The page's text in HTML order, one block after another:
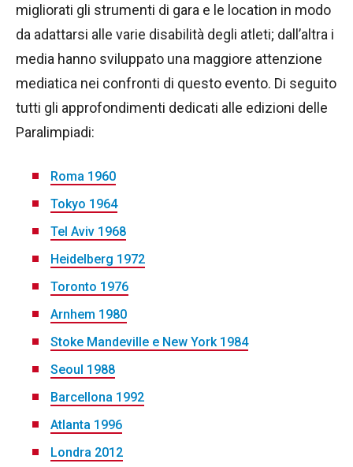
migliorati gli strumenti di gara e le location in modo
da adattarsi alle varie disabilità degli atleti; dall’altra i
media hanno sviluppato una maggiore attenzione
mediatica nei confronti di questo evento. Di seguito
tutti gli approfondimenti dedicati alle edizioni delle
Paralimpiadi:
Roma 1960
Tokyo 1964
Tel Aviv 1968
Heidelberg 1972
Toronto 1976
Arnhem 1980
Stoke Mandeville e New York 1984
Seoul 1988
Barcellona 1992
Atlanta 1996
Londra 2012